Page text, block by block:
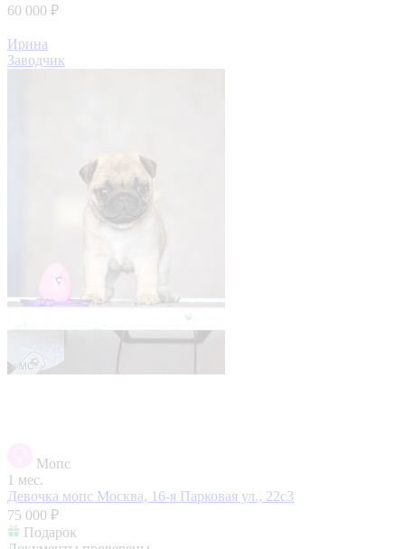
60 000 ₽
Ирина
Заводчик
Мопс
1 мес.
Девочка мопс Москва, 16-я Парковая ул., 22с3
75 000 ₽
Подарок